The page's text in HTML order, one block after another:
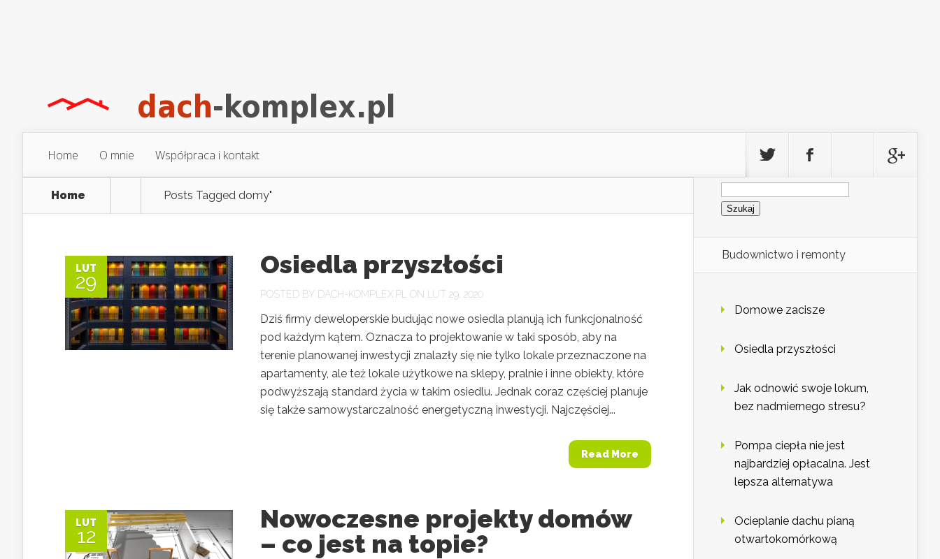
Home O mnie Współpraca i kontakt
Home Posts Tagged domy"
LUT
29
Osiedla przyszłości
POSTED BY DACH-KOMPLEX.PL ON LUT 29, 2020
Dziś firmy deweloperskie budując nowe osiedla planują ich funkcjonalność
pod każdym kątem. Oznacza to projektowanie w taki sposób, aby na
terenie planowanej inwestycji znalazły się nie tylko lokale przeznaczone na
apartamenty, ale też lokale użytkowe na sklepy, pralnie i inne obiekty, które
podwyższają standard życia w takim osiedlu. Jednak coraz częściej planuje
się także samowystarczalność energetyczną inwestycji. Najczęściej...
Read More
LUT
12
Nowoczesne projekty domów
– co jest na topie?
Szukaj:
Budownictwo i remonty
Domowe zacisze
Osiedla przyszłości
Jak odnowić swoje lokum,
bez nadmiernego stresu?
Pompa ciepła nie jest
najbardziej opłacalna. Jest
lepsza alternatywa
Ocieplanie dachu pianą
otwartokomórkową